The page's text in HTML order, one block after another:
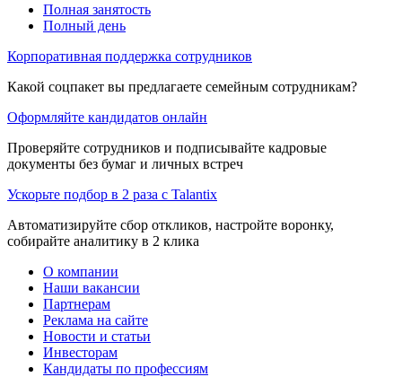
Полная занятость
Полный день
Корпоративная поддержка сотрудников
Какой соцпакет вы предлагаете семейным сотрудникам?
Оформляйте кандидатов онлайн
Проверяйте сотрудников и подписывайте кадровые
документы без бумаг и личных встреч
Ускорьте подбор в 2 раза с Talantix
Автоматизируйте сбор откликов, настройте воронку,
собирайте аналитику в 2 клика
О компании
Наши вакансии
Партнерам
Реклама на сайте
Новости и статьи
Инвесторам
Кандидаты по профессиям